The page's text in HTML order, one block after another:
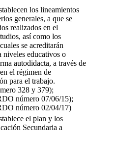
los lineamientos
generales, a que se
realizados en el
así como los
se acreditarán
niveles educativos o
autodidacta, a través de
el régimen de
para el trabajo.
328 y 379);
número 07/06/15);
número 02/04/17)
el plan y los
Secundaria a